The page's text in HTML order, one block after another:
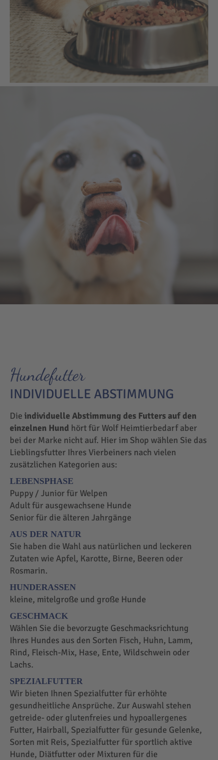
Hundefutter
INDIVIDUELLE ABSTIMMUNG
Die individuelle Abstimmung des Futters auf den
einzelnen Hund hört für Wolf Heimtierbedarf aber
bei der Marke nicht auf. Hier im Shop wählen Sie das
Lieblingsfutter Ihres Vierbeiners nach vielen
zusätzlichen Kategorien aus:
LEBENSPHASE
Puppy / Junior für Welpen
Adult für ausgewachsene Hunde
Senior für die älteren Jahrgänge
AUS DER NATUR
Sie haben die Wahl aus natürlichen und leckeren
Zutaten wie Apfel, Karotte, Birne, Beeren oder
Rosmarin.
HUNDERASSEN
kleine, mitelgroße und große Hunde
GESCHMACK
Wählen Sie die bevorzugte Geschmacksrichtung
Ihres Hundes aus den Sorten Fisch, Huhn, Lamm,
Rind, Fleisch-Mix, Hase, Ente, Wildschwein oder
Lachs.
SPEZIALFUTTER
Wir bieten Ihnen Spezialfutter für erhöhte
gesundheitliche Ansprüche. Zur Auswahl stehen
getreide- oder glutenfreies und hypoallergenes
Futter, Hairball, Spezialfutter für gesunde Gelenke,
Sorten mit Reis, Spezialfutter für sportlich aktive
Hunde, Diätfutter oder Mixturen für die